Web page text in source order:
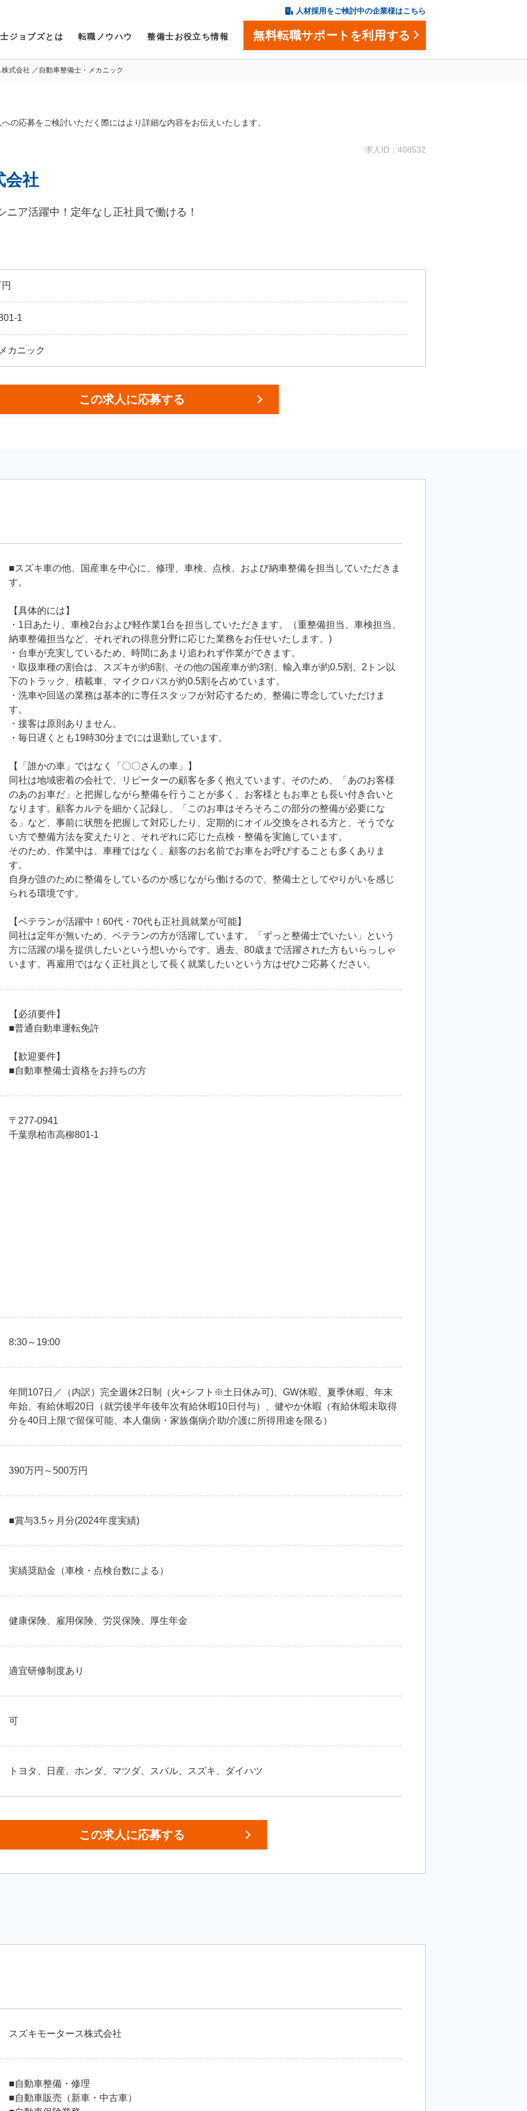
人材採用をご検討中の企業様はこちら
ジョブズとは 転職ノウハウ 整備士お役立ち情報 無料転職サポートを利用する
式会社 ／自動車整備士・メカニック
の応募をご検討いただく際にはより詳細な内容をお伝えいたします。
求人ID：408532
会社
ア活躍中！定年なし正社員で働ける！
1
カニック
この求人に応募する
■スズキ車の他、国産車を中心に、修理、車検、点検、および納車整備を担当していただきま
す。
【具体的には】
・1日あたり、車検2台および軽作業1台を担当していただきます。（重整備担当、車検担当、
納車整備担当など、それぞれの得意分野に応じた業務をお任せいたします。)
・台車が充実しているため、時間にあまり追われず作業ができます。
・取扱車種の割合は、スズキが約6割、その他の国産車が約3割、輸入車が約0.5割、2トン以
下のトラック、積載車、マイクロバスが約0.5割を占めています。
・洗車や回送の業務は基本的に専任スタッフが対応するため、整備に専念していただけま
す。
・接客は原則ありません。
・毎日遅くとも19時30分までには退勤しています。
【「誰かの車」ではなく「〇〇さんの車」】
同社は地域密着の会社で、リピーターの顧客を多く抱えています。そのため、「あのお客様
のあのお車だ」と把握しながら整備を行うことが多く、お客様ともお車とも長い付き合いと
なります。顧客カルテを細かく記録し、「このお車はそろそろこの部分の整備が必要にな
る」など、事前に状態を把握して対応したり、定期的にオイル交換をされる方と、そうでな
い方で整備方法を変えたりと、それぞれに応じた点検・整備を実施しています。
そのため、作業中は、車種ではなく、顧客のお名前でお車をお呼びすることも多くありま
す。
自身が誰のために整備をしているのか感じながら働けるので、整備士としてやりがいを感じ
られる環境です。
【ベテランが活躍中！60代・70代も正社員就業が可能】
同社は定年が無いため、ベテランの方が活躍しています。「ずっと整備士でいたい」という
方に活躍の場を提供したいという想いからです。過去、80歳まで活躍された方もいらっしゃ
います。再雇用ではなく正社員として長く就業したいという方はぜひご応募ください。
【必須要件】
■普通自動車運転免許
【歓迎要件】
■自動車整備士資格をお持ちの方
〒277-0941
千葉県柏市高柳801-1
8:30～19:00
年間107日／（内訳）完全週休2日制（火+シフト※土日休み可)、GW休暇、夏季休暇、年末
年始、有給休暇20日（就労後半年後年次有給休暇10日付与）、健やか休暇（有給休暇未取得
分を40日上限で留保可能、本人傷病・家族傷病介助/介護に所得用途を限る）
390万円～500万円
■賞与3.5ヶ月分(2024年度実績)
実績奨励金（車検・点検台数による）
健康保険、雇用保険、労災保険、厚生年金
適宜研修制度あり
可
トヨタ、日産、ホンダ、マツダ、スバル、スズキ、ダイハツ
この求人に応募する
スズキモータース株式会社
■自動車整備・修理
■自動車販売（新車・中古車）